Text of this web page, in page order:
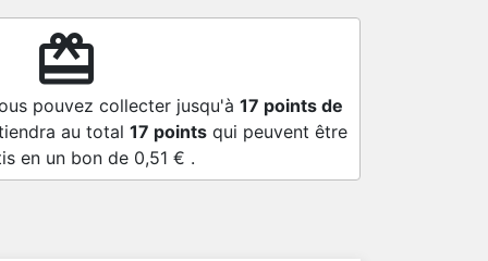
redeem
pouvez collecter jusqu'à 17 points de
au total 17 pointsqui peuvent être
en un bon de 0,51 € .